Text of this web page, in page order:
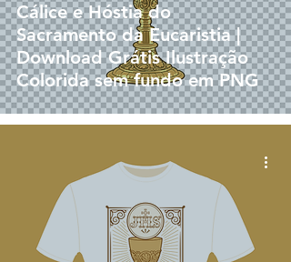
Cálice e Hóstia do
Sacramento da Eucaristia |
Download Grátis Ilustração
Colorida sem fundo em PNG